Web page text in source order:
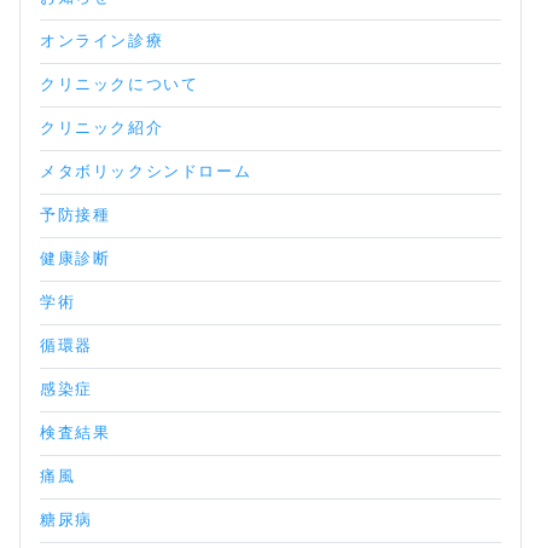
オンライン診療
クリニックについて
クリニック紹介
メタボリックシンドローム
予防接種
健康診断
学術
循環器
感染症
検査結果
痛風
糖尿病